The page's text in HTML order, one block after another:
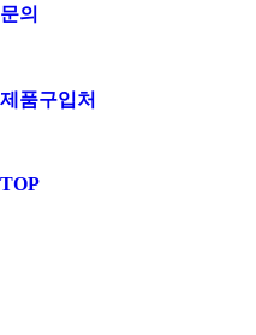
문의
제품구입처
TOP